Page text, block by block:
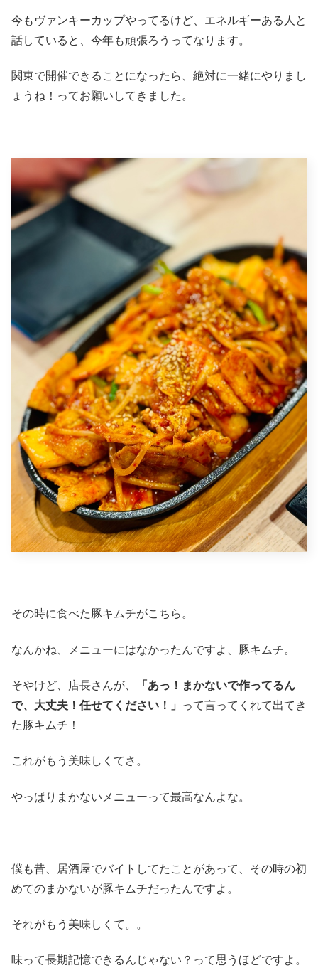
今もヴァンキーカップやってるけど、エネルギーある人と
話していると、今年も頑張ろうってなります。
関東で開催できることになったら、絶対に一緒にやりまし
ょうね！ってお願いしてきました。
その時に食べた豚キムチがこちら。
なんかね、メニューにはなかったんですよ、豚キムチ。
そやけど、店長さんが、
「あっ！まかないで作ってるん
で、大丈夫！任せてください！」
って言ってくれて出てき
た豚キムチ！
これがもう美味しくてさ。
やっぱりまかないメニューって最高なんよな。
僕も昔、居酒屋でバイトしてたことがあって、その時の初
めてのまかないが豚キムチだったんですよ。
それがもう美味しくて。。
味って長期記憶できるんじゃない？って思うほどですよ。